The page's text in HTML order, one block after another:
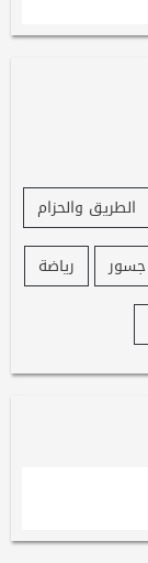
الطريق والحزام
جسور
رياضة